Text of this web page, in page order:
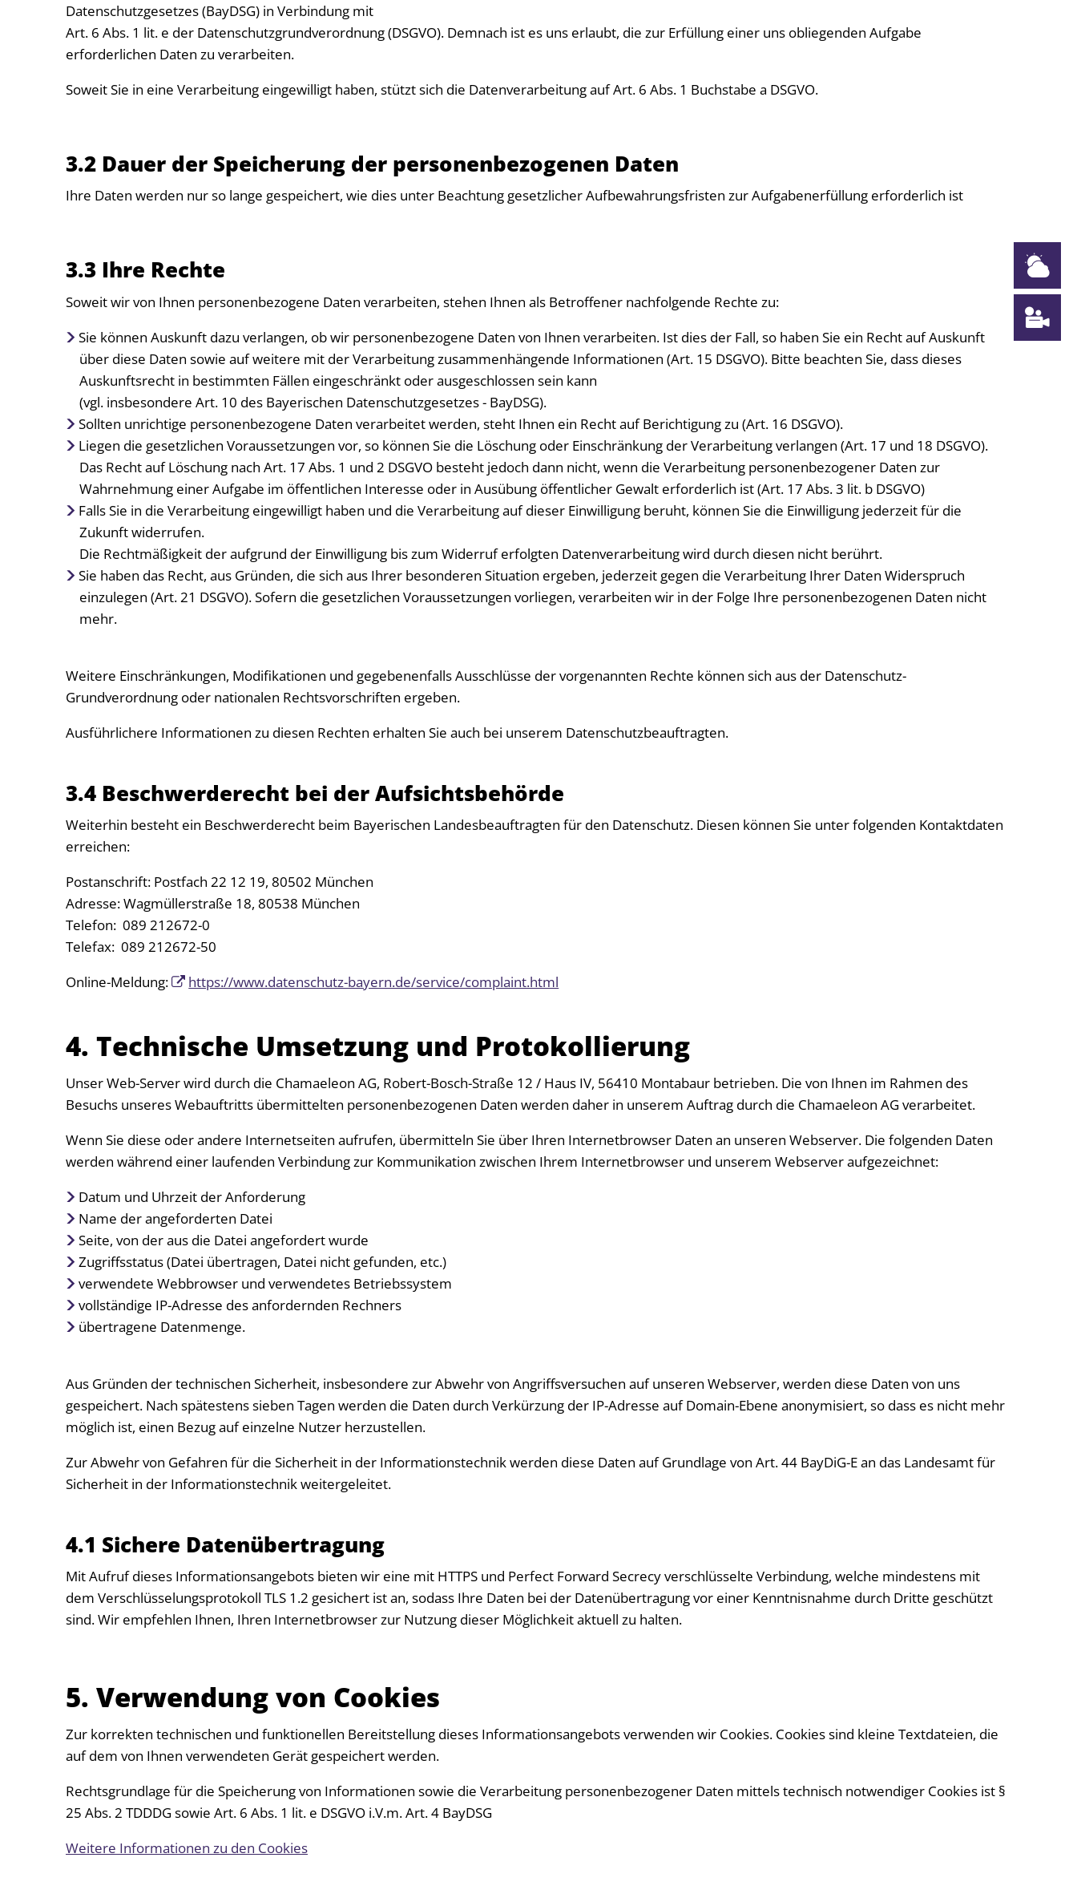
Datenschutzgesetzes (BayDSG) in Verbindung mit
Art. 6 Abs. 1 lit. e der Datenschutzgrundverordnung (DSGVO). Demnach ist es uns erlaubt, die zur Erfüllung einer uns obliegenden Aufgabe
erforderlichen Daten zu verarbeiten.
Soweit Sie in eine Verarbeitung eingewilligt haben, stützt sich die Datenverarbeitung auf Art. 6 Abs. 1 Buchstabe a DSGVO.
3.2 Dauer der Speicherung der personenbezogenen Daten
Ihre Daten werden nur so lange gespeichert, wie dies unter Beachtung gesetzlicher Aufbewahrungsfristen zur Aufgabenerfüllung erforderlich ist
3.3 Ihre Rechte
Soweit wir von Ihnen personenbezogene Daten verarbeiten, stehen Ihnen als Betroffener nachfolgende Rechte zu:
Sie können Auskunft dazu verlangen, ob wir personenbezogene Daten von Ihnen verarbeiten. Ist dies der Fall, so haben Sie ein Recht auf Auskunft
über diese Daten sowie auf weitere mit der Verarbeitung zusammenhängende Informationen (Art. 15 DSGVO). Bitte beachten Sie, dass dieses
Auskunftsrecht in bestimmten Fällen eingeschränkt oder ausgeschlossen sein kann
(vgl. insbesondere Art. 10 des Bayerischen Datenschutzgesetzes - BayDSG).
Sollten unrichtige personenbezogene Daten verarbeitet werden, steht Ihnen ein Recht auf Berichtigung zu (Art. 16 DSGVO).
Liegen die gesetzlichen Voraussetzungen vor, so können Sie die Löschung oder Einschränkung der Verarbeitung verlangen (Art. 17 und 18 DSGVO).
Das Recht auf Löschung nach Art. 17 Abs. 1 und 2 DSGVO besteht jedoch dann nicht, wenn die Verarbeitung personenbezogener Daten zur
Wahrnehmung einer Aufgabe im öffentlichen Interesse oder in Ausübung öffentlicher Gewalt erforderlich ist (Art. 17 Abs. 3 lit. b DSGVO)
Falls Sie in die Verarbeitung eingewilligt haben und die Verarbeitung auf dieser Einwilligung beruht, können Sie die Einwilligung jederzeit für die
Zukunft widerrufen.
Die Rechtmäßigkeit der aufgrund der Einwilligung bis zum Widerruf erfolgten Datenverarbeitung wird durch diesen nicht berührt.
Sie haben das Recht, aus Gründen, die sich aus Ihrer besonderen Situation ergeben, jederzeit gegen die Verarbeitung Ihrer Daten Widerspruch
einzulegen (Art. 21 DSGVO). Sofern die gesetzlichen Voraussetzungen vorliegen, verarbeiten wir in der Folge Ihre personenbezogenen Daten nicht
mehr.
Weitere Einschränkungen, Modifikationen und gegebenenfalls Ausschlüsse der vorgenannten Rechte können sich aus der Datenschutz-
Grundverordnung oder nationalen Rechtsvorschriften ergeben.
Ausführlichere Informationen zu diesen Rechten erhalten Sie auch bei unserem Datenschutzbeauftragten.
3.4 Beschwerderecht bei der Aufsichtsbehörde
Weiterhin besteht ein Beschwerderecht beim Bayerischen Landesbeauftragten für den Datenschutz. Diesen können Sie unter folgenden Kontaktdaten
erreichen:
Postanschrift: Postfach 22 12 19, 80502 München
Adresse: Wagmüllerstraße 18, 80538 München
Telefon: 089 212672-0
Telefax: 089 212672-50
Online-Meldung:
https://www.datenschutz-bayern.de/service/complaint.html
4. Technische Umsetzung und Protokollierung
Unser Web-Server wird durch die Chamaeleon AG, Robert-Bosch-Straße 12 / Haus IV, 56410 Montabaur betrieben. Die von Ihnen im Rahmen des
Besuchs unseres Webauftritts übermittelten personenbezogenen Daten werden daher in unserem Auftrag durch die Chamaeleon AG verarbeitet.
Wenn Sie diese oder andere Internetseiten aufrufen, übermitteln Sie über Ihren Internetbrowser Daten an unseren Webserver. Die folgenden Daten
werden während einer laufenden Verbindung zur Kommunikation zwischen Ihrem Internetbrowser und unserem Webserver aufgezeichnet:
Datum und Uhrzeit der Anforderung
Name der angeforderten Datei
Seite, von der aus die Datei angefordert wurde
Zugriffsstatus (Datei übertragen, Datei nicht gefunden, etc.)
verwendete Webbrowser und verwendetes Betriebssystem
vollständige IP-Adresse des anfordernden Rechners
übertragene Datenmenge.
Aus Gründen der technischen Sicherheit, insbesondere zur Abwehr von Angriffsversuchen auf unseren Webserver, werden diese Daten von uns
gespeichert. Nach spätestens sieben Tagen werden die Daten durch Verkürzung der IP-Adresse auf Domain-Ebene anonymisiert, so dass es nicht mehr
möglich ist, einen Bezug auf einzelne Nutzer herzustellen.
Zur Abwehr von Gefahren für die Sicherheit in der Informationstechnik werden diese Daten auf Grundlage von Art. 44 BayDiG-E an das Landesamt für
Sicherheit in der Informationstechnik weitergeleitet.
4.1 Sichere Datenübertragung
Mit Aufruf dieses Informationsangebots bieten wir eine mit HTTPS und Perfect Forward Secrecy verschlüsselte Verbindung, welche mindestens mit
dem Verschlüsselungsprotokoll TLS 1.2 gesichert ist an, sodass Ihre Daten bei der Datenübertragung vor einer Kenntnisnahme durch Dritte geschützt
sind. Wir empfehlen Ihnen, Ihren Internetbrowser zur Nutzung dieser Möglichkeit aktuell zu halten.
5. Verwendung von Cookies
Zur korrekten technischen und funktionellen Bereitstellung dieses Informationsangebots verwenden wir Cookies. Cookies sind kleine Textdateien, die
auf dem von Ihnen verwendeten Gerät gespeichert werden.
Rechtsgrundlage für die Speicherung von Informationen sowie die Verarbeitung personenbezogener Daten mittels technisch notwendiger Cookies ist §
25 Abs. 2 TDDDG sowie Art. 6 Abs. 1 lit. e DSGVO i.V.m. Art. 4 BayDSG
Weitere Informationen zu den Cookies